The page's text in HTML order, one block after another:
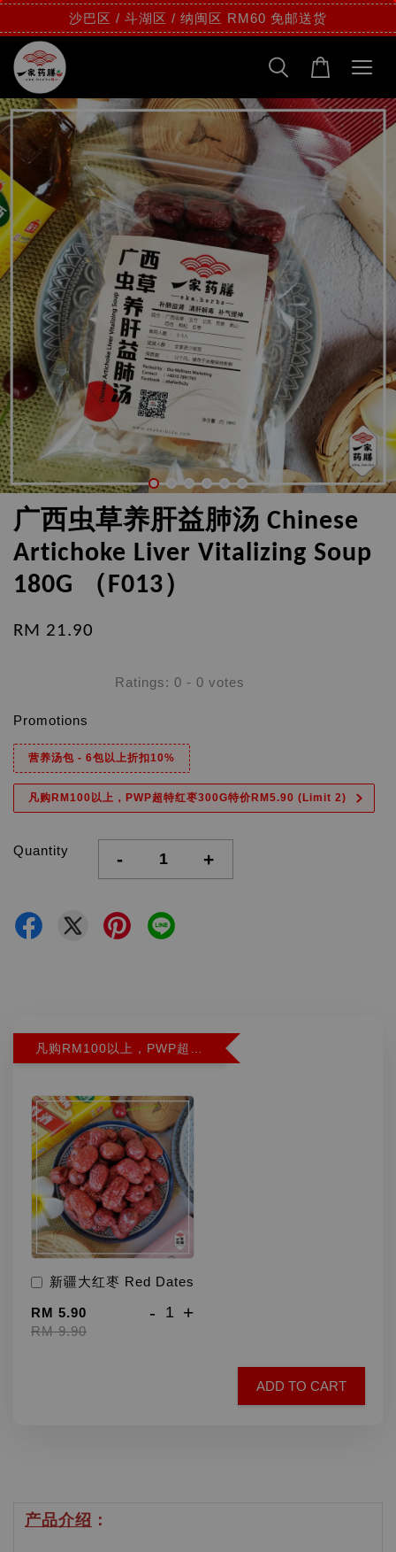
沙巴区 / 斗湖区 / 纳闽区 RM60 免邮送货
广西虫草养肝益肺汤 Chinese
Artichoke Liver Vitalizing Soup
180G （F013）
RM 21.90
Ratings: 0 - 0 votes
Promotions
营养汤包 - 6包以上折扣10%
凡购RM100以上，PWP超特红枣300G特价RM5.90 (Limit 2)
Quantity - +
新疆大红枣 Red Dates
RM 5.90
RM 9.90
- +
ADD TO CART
产品介绍 ：